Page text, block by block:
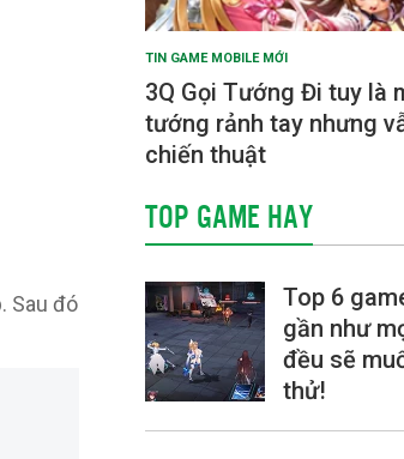
Sau đó
TIN GAME MOBILE MỚI
3Q Gọi Tướng Đi tuy là
tướng rảnh tay nhưng
chiến thuật
TOP GAME HAY
Top 6
gần như
đều sẽ
thử!